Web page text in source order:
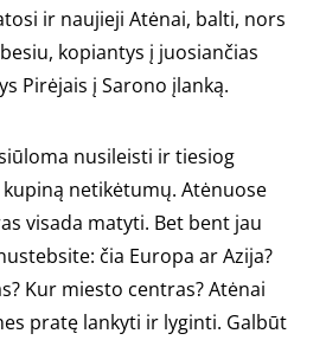
ir naujieji Atėnai, balti, nors
kopiantys į juosiančias
Pirėjais į Sarono įlanką.
nusileisti ir tiesiog
netikėtumų. Atėnuose
visada matyti. Bet bent jau
čia Europa ar Azija?
Kur miesto centras? Atėnai
pratę lankyti ir lyginti. Galbūt